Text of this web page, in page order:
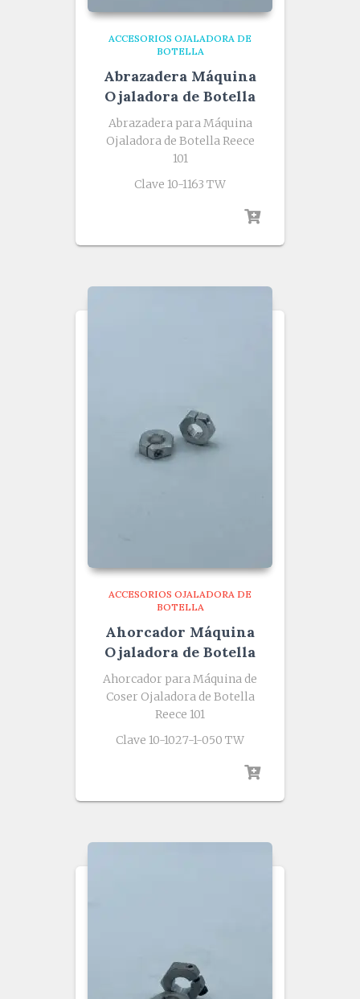
ACCESORIOS OJALADORA DE
BOTELLA
Abrazadera Máquina
Ojaladora de Botella
Abrazadera para Máquina
Ojaladora de Botella Reece
101
Clave 10-1163 TW
ACCESORIOS OJALADORA DE
BOTELLA
Ahorcador Máquina
Ojaladora de Botella
Ahorcador para Máquina de
Coser Ojaladora de Botella
Reece 101
Clave 10-1027-1-050 TW